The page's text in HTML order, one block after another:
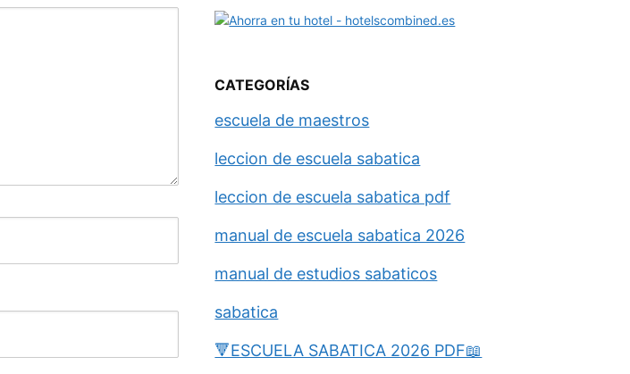
CATEGORÍAS
escuela de maestros
leccion de escuela sabatica
leccion de escuela sabatica pdf
manual de escuela sabatica 2026
manual de estudios sabaticos
sabatica
🔻ESCUELA SABATICA 2026 PDF📖